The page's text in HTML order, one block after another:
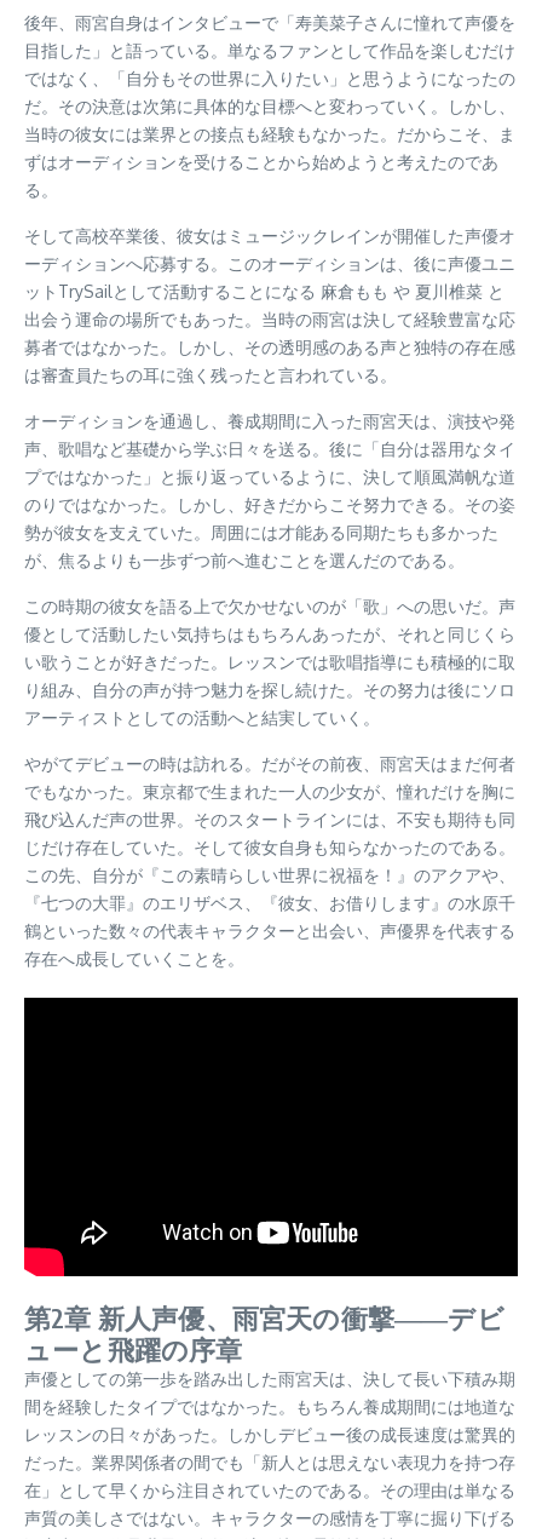
後年、雨宮自身はインタビューで「寿美菜子さんに憧れて声優を
目指した」と語っている。単なるファンとして作品を楽しむだけ
ではなく、「自分もその世界に入りたい」と思うようになったの
だ。その決意は次第に具体的な目標へと変わっていく。しかし、
当時の彼女には業界との接点も経験もなかった。だからこそ、ま
ずはオーディションを受けることから始めようと考えたのであ
る。
そして高校卒業後、彼女はミュージックレインが開催した声優オ
ーディションへ応募する。このオーディションは、後に声優ユニ
ットTrySailとして活動することになる 麻倉もも や 夏川椎菜 と
出会う運命の場所でもあった。当時の雨宮は決して経験豊富な応
募者ではなかった。しかし、その透明感のある声と独特の存在感
は審査員たちの耳に強く残ったと言われている。
オーディションを通過し、養成期間に入った雨宮天は、演技や発
声、歌唱など基礎から学ぶ日々を送る。後に「自分は器用なタイ
プではなかった」と振り返っているように、決して順風満帆な道
のりではなかった。しかし、好きだからこそ努力できる。その姿
勢が彼女を支えていた。周囲には才能ある同期たちも多かった
が、焦るよりも一歩ずつ前へ進むことを選んだのである。
この時期の彼女を語る上で欠かせないのが「歌」への思いだ。声
優として活動したい気持ちはもちろんあったが、それと同じくら
い歌うことが好きだった。レッスンでは歌唱指導にも積極的に取
り組み、自分の声が持つ魅力を探し続けた。その努力は後にソロ
アーティストとしての活動へと結実していく。
やがてデビューの時は訪れる。だがその前夜、雨宮天はまだ何者
でもなかった。東京都で生まれた一人の少女が、憧れだけを胸に
飛び込んだ声の世界。そのスタートラインには、不安も期待も同
じだけ存在していた。そして彼女自身も知らなかったのである。
この先、自分が『この素晴らしい世界に祝福を！』のアクアや、
『七つの大罪』のエリザベス、『彼女、お借りします』の水原千
鶴といった数々の代表キャラクターと出会い、声優界を代表する
存在へ成長していくことを。
第2章 新人声優、雨宮天の衝撃――デビ
ューと飛躍の序章
声優としての第一歩を踏み出した雨宮天は、決して長い下積み期
間を経験したタイプではなかった。もちろん養成期間には地道な
レッスンの日々があった。しかしデビュー後の成長速度は驚異的
だった。業界関係者の間でも「新人とは思えない表現力を持つ存
在」として早くから注目されていたのである。その理由は単なる
声質の美しさではない。キャラクターの感情を丁寧に掘り下げる